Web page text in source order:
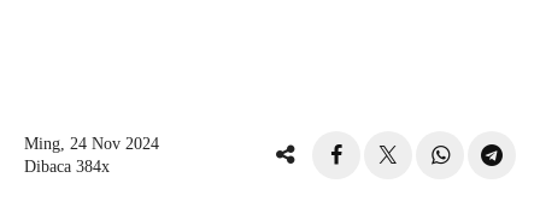
Ming, 24 Nov 2024
Dibaca 384x